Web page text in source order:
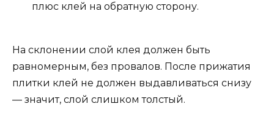
плюс клей на обратную сторону.
На склонении слой клея должен быть
равномерным, без провалов. После прижатия
плитки клей не должен выдавливаться снизу
— значит, слой слишком толстый.